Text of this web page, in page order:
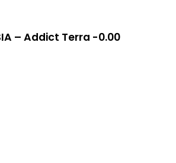
– Addict Terra -0.00